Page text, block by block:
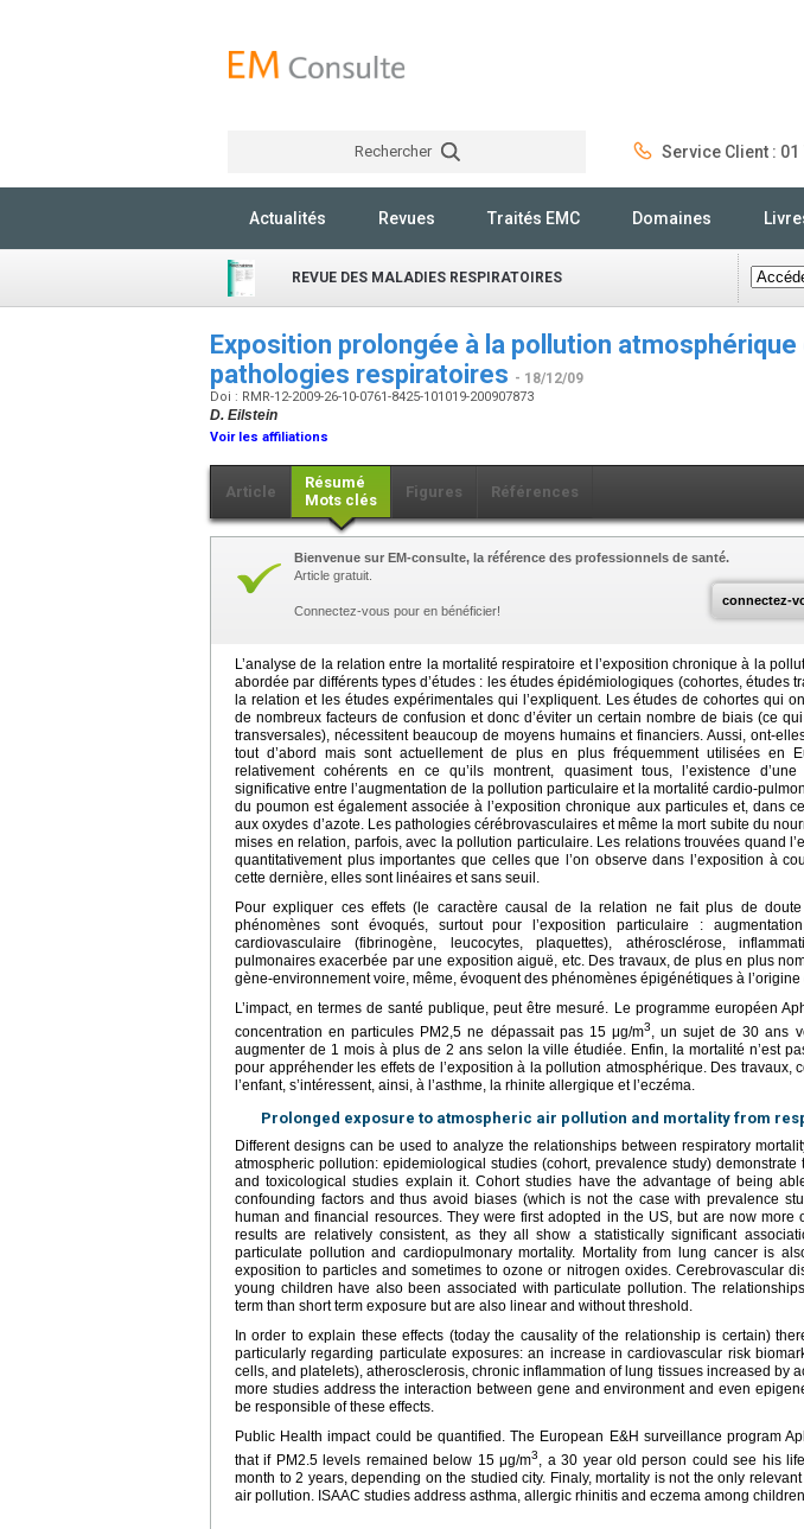
Rechercher Service Client : 01
Actualités Revues Traités EMC Domaines
REVUE DES MALADIES RESPIRATOIRES
Exposition prolongée à la pollution
pathologies respiratoires - 18/12/09
Doi : RMR-12-2009-26-10-0761-8425-101019-200907873
D. Eilstein
Voir les affiliations
Article
Résumé
Mots clés
Figures Références
connectez-
Bienvenue sur EM-consulte, la référence des professionnels de santé.
Article gratuit.
Connectez-vous pour en bénéficier!
L’analyse de la relation entre la mortalité respiratoire et l’exposition chronique à la
abordée par différents types d’études : les études épidémiologiques (cohortes, études
la relation et les études expérimentales qui l’expliquent. Les études de cohortes qui
de nombreux facteurs de confusion et donc d’éviter un certain nombre de biais (ce
transversales), nécessitent beaucoup de moyens humains et financiers. Aussi, ont-
tout d’abord mais sont actuellement de plus en plus fréquemment utilisées en
relativement cohérents en ce qu’ils montrent, quasiment tous, l’existence d’une
significative entre l’augmentation de la pollution particulaire et la mortalité cardio-
du poumon est également associée à l’exposition chronique aux particules et, dans
aux oxydes d’azote. Les pathologies cérébrovasculaires et même la mort subite du
mises en relation, parfois, avec la pollution particulaire. Les relations trouvées quand
quantitativement plus importantes que celles que l’on observe dans l’exposition à
cette dernière, elles sont linéaires et sans seuil.
Pour expliquer ces effets (le caractère causal de la relation ne fait plus de doute
phénomènes sont évoqués, surtout pour l’exposition particulaire :
cardiovasculaire (fibrinogène, leucocytes, plaquettes), athérosclérose,
pulmonaires exacerbée par une exposition aiguë, etc. Des travaux, de plus en plus
gène-environnement voire, même, évoquent des phénomènes épigénétiques à l’origine
L’impact, en termes de santé publique, peut être mesuré. Le programme européen
concentration en particules PM2,5 ne dépassait pas 15 μg/m3, un sujet de 30 ans
augmenter de 1 mois à plus de 2 ans selon la ville étudiée. Enfin, la mortalité n’est
pour appréhender les effets de l’exposition à la pollution atmosphérique. Des travaux,
l’enfant, s’intéressent, ainsi, à l’asthme, la rhinite allergique et l’eczéma.
Prolonged exposure to atmospheric air pollution and mortality from
Different designs can be used to analyze the relationships between respiratory
atmospheric pollution: epidemiological studies (cohort, prevalence study)
and toxicological studies explain it. Cohort studies have the advantage of being
confounding factors and thus avoid biases (which is not the case with prevalence
human and financial resources. They were first adopted in the US, but are now more
results are relatively consistent, as they all show a statistically significant
particulate pollution and cardiopulmonary mortality. Mortality from lung cancer is
exposition to particles and sometimes to ozone or nitrogen oxides. Cerebrovascular
young children have also been associated with particulate pollution. The
term than short term exposure but are also linear and without threshold.
In order to explain these effects (today the causality of the relationship is certain)
particularly regarding particulate exposures: an increase in cardiovascular risk
cells, and platelets), atherosclerosis, chronic inflammation of lung tissues increased by
more studies address the interaction between gene and environment and even
be responsible of these effects.
Public Health impact could be quantified. The European E&H surveillance program
that if PM2.5 levels remained below 15 μg/m3, a 30 year old person could see his
month to 2 years, depending on the studied city. Finaly, mortality is not the only
air pollution. ISAAC studies address asthma, allergic rhinitis and eczema among